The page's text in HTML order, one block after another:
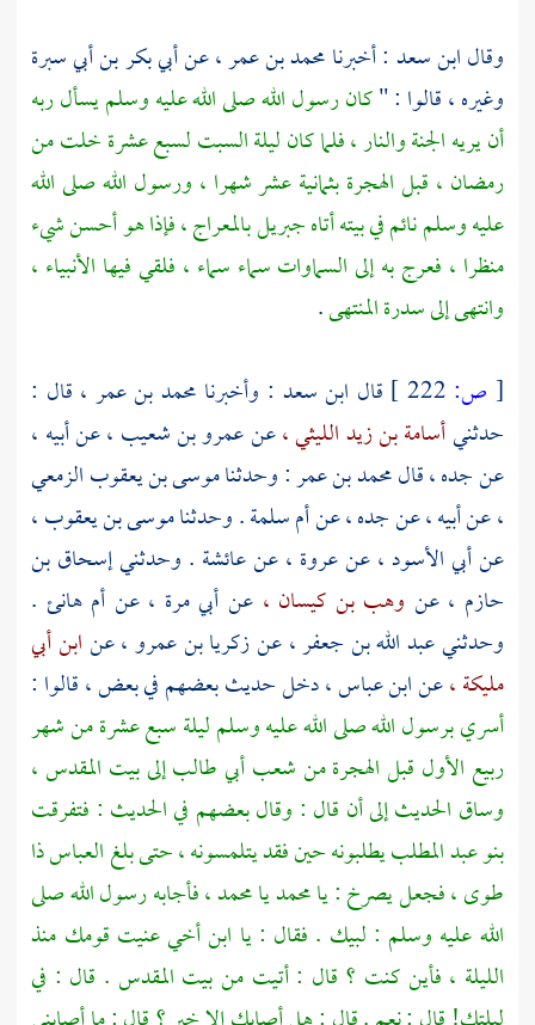
وقالابن سعد : أخبرنامحمد بن عمر ،عنأبي بكر بن أبي سبرة
وغيره ، قالوا : "كان رسول الله صلى الله عليه وسلم يسأل ربه
أن يريه الجنة والنار ، فلما كان ليلة السبت لسبع عشرة خلت من
رمضان ، قبل الهجرة بثمانية عشر شهرا ، ورسول الله صلى الله
عليه وسلم نائم في بيته أتاهجبريلبالمعراج ، فإذا هو أحسن شيء
منظرا ، فعرج به إلى السماوات سماء سماء ، فلقي فيها الأنبياء ،
وانتهى إلى سدرة المنتهى.
[ ص: قال ابن سعد : وأخبرنا محمد بن عمر ، قال :
حدثنيأسامة بن زيد الليثي ،عنعمرو بن شعيب ،عن أبيه ،
عن جده ، قالمحمد بن عمر: وحدثناموسى بن يعقوب الزمعي
،عن أبيه ، عن جده ، عنأم سلمة. وحدثناموسى بن يعقوب ،
عنأبي الأسود ،عنعروة ،عنعائشة . وحدثنيإسحاق بن
حازم ،عن وهب بن كيسان ، عن أبي مرة ،عن أم هانئ .
وحدثنيعبد الله بن جعفر ،عنزكريا بن عمرو ،عنابن أبي
مليكة ،عنابن عباس ،دخل حديث بعضهم في بعض ، قالوا :
أسري برسول الله صلى الله عليه وسلم ليلة سبع عشرة من شهر
ربيع الأول قبل الهجرة من شعبأبي طالبإلىبيت المقدس ،
وساق الحديث إلى أن قال : وقال بعضهم في الحديث : فتفرقت
بنو عبد المطلبيطلبونه حين فقد يتلمسونه ، حتى بلغالعباسذا
طوى ، فجعل يصرخ : يامحمديامحمد ،فأجابه رسول الله صلى
الله عليه وسلم : لبيك . فقال : يا ابن أخي عنيت قومك منذ
الليلة ، فأين كنت ؟ قال : أتيت منبيت المقدس . قال : في